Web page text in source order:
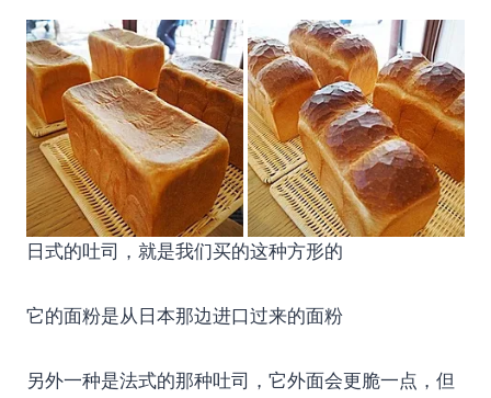
日式的吐司，就是我们买的这种方形的
它的面粉是从日本那边进口过来的面粉
另外一种是法式的那种吐司，它外面会更脆一点，但